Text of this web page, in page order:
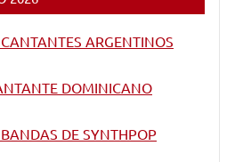
ARGENTINOS
DOMINICANO
DE SYNTHPOP